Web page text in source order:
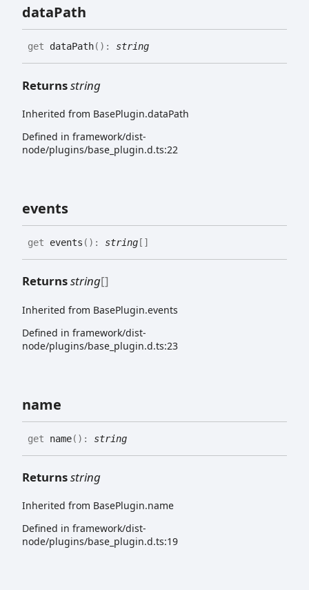
dataPath
get dataPath( ) : string
Returnsstring
Inherited from BasePlugin.dataPath
Defined in framework/dist-
node/plugins/base_plugin.d.ts:22
events
get events ( ) : string []
Returnsstring[]
Inherited from BasePlugin.events
Defined in framework/dist-
node/plugins/base_plugin.d.ts:23
name
get name( ) : string
Returnsstring
Inherited from BasePlugin.name
Defined in framework/dist-
node/plugins/base_plugin.d.ts:19